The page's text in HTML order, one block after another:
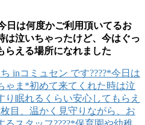
日は何度かご利用頂いてるお
は泣いちゃったけど、今はぐっ
らえる場所になれました